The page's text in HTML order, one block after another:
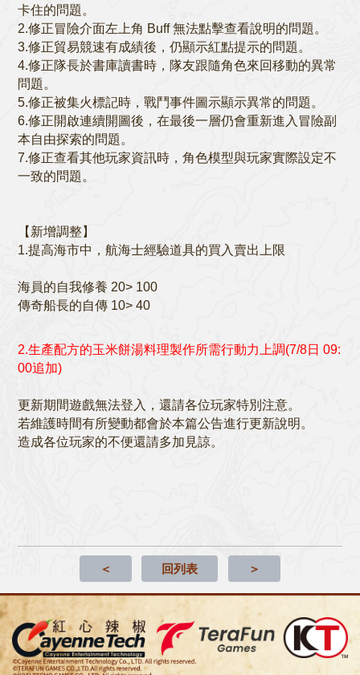
卡住的問題。
2.修正冒險介面左上角 Buff 無法點擊查看說明的問題。
3.修正貿易競速有成績後，仍顯示紅點提示的問題。
4.修正隊長於書庫讀書時，隊友跟隨角色來回移動的異常
問題。
5.修正被集火標記時，戰鬥事件圖示顯示異常的問題。
6.修正開啟連續開圖後，在最後一層仍會重新進入冒險副
本自由探索的問題。
7.修正查看其他玩家資訊時，角色模型與玩家實際設定不
一致的問題。
【新增調整】
1.提高海市中，航海士經驗道具的買入賣出上限
海員的自我修養 20> 100
傳奇船長的自傳 10> 40
2.生產配方的玉米餅湯料理製作所需行動力上調(7/8日 09:
00追加)
更新期間遊戲無法登入，還請各位玩家特別注意。
若維護時間有所變動都會於本篇公告進行更新說明。
造成各位玩家的不便還請多加見諒。
＜ 回列表 ＞